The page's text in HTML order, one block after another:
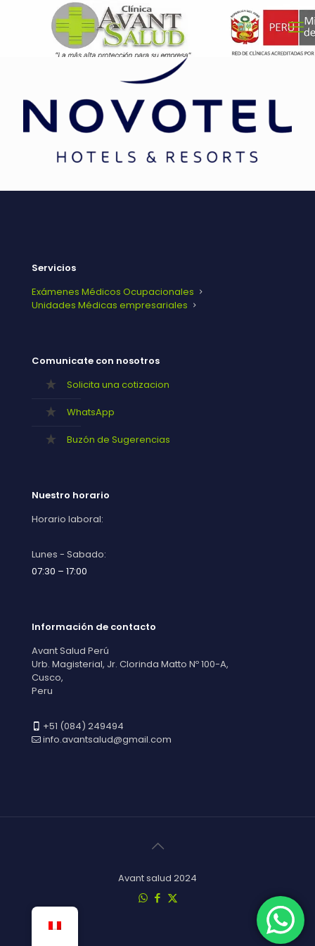
Servicios
Exámenes Médicos Ocupacionales
Unidades Médicas empresariales
Comunicate con nosotros
Solicita una cotizacion
WhatsApp
Buzón de Sugerencias
Nuestro horario
Horario laboral:
Lunes - Sabado:
07:30 – 17:00
Información de contacto
Avant Salud Perú
Urb. Magisterial, Jr. Clorinda Matto Nº 100-A,
Cusco,
Peru
+51 (084) 249494
info.avantsalud@gmail.com
Avant salud 2024